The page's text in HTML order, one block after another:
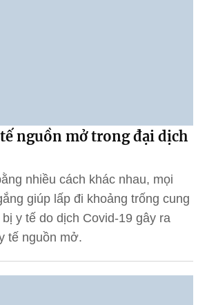
nguồn mở trong đại dịch
nhiều cách khác nhau, mọi
giúp lấp đi khoảng trống cung
y tế do dịch Covid-19 gây ra
tế nguồn mở.